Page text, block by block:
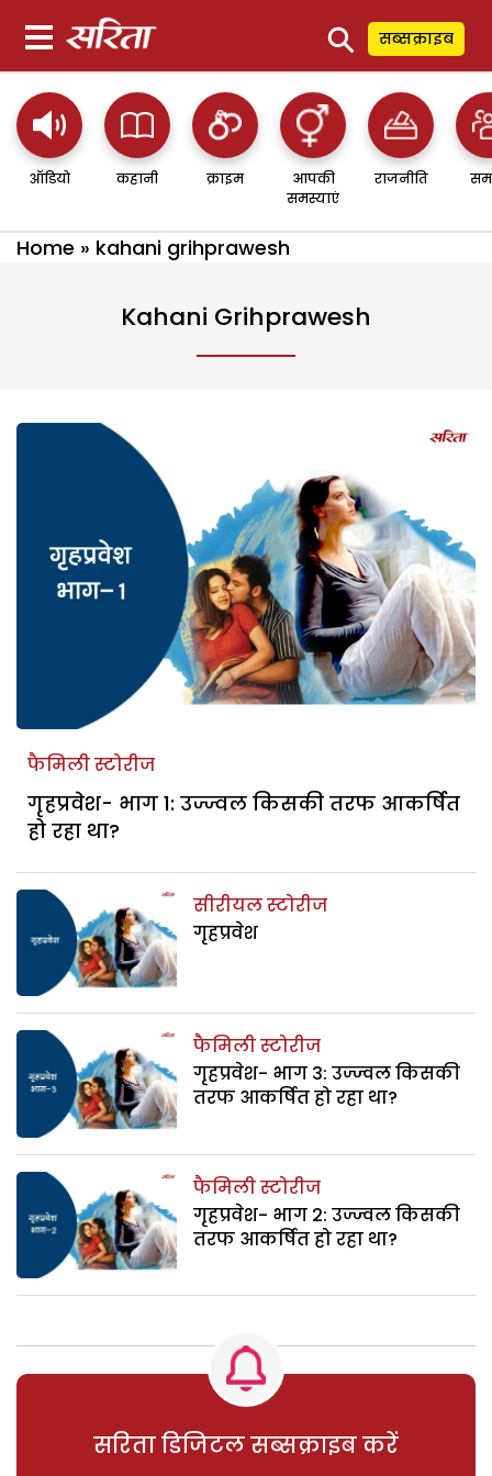
⚲ सब्सक्राइब
ऑडियो कहानी क्राइम
आपकी
समस्याएं
राजनीति
Home » kahani grihprawesh
Kahani Grihprawesh
फैमिली स्टोरीज
गृहप्रवेश- भाग 1: उज्ज्वल किसकी तरफ आकर्षित
हो रहा था?
सीरीयल स्टोरीज
गृहप्रवेश
फैमिली स्टोरीज
गृहप्रवेश- भाग 3: उज्ज्वल किसकी
तरफ आकर्षित हो रहा था?
फैमिली स्टोरीज
गृहप्रवेश- भाग 2: उज्ज्वल किसकी
तरफ आकर्षित हो रहा था?
सरिता डिजिटल सब्सक्राइब करें